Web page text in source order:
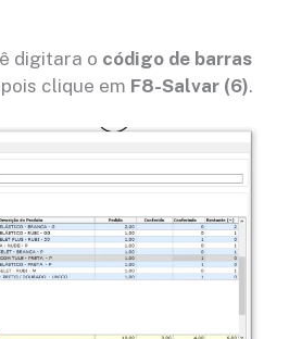
digitara o código de barras
clique em F8-Salvar (6).